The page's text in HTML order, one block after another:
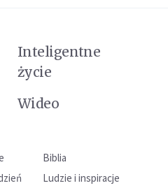
Inteligentne
życie
Wideo
Biblia
Ludzie i inspiracje